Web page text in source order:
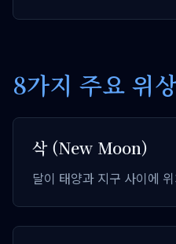
8가지 주요 위
삭 (New Moon)
달이 태양과 지구 사이에